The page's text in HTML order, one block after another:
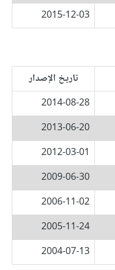
2015-12-03
تاريخ الإصدار
2014-08-28
2013-06-20
2012-03-01
2009-06-30
2006-11-02
2005-11-24
2004-07-13